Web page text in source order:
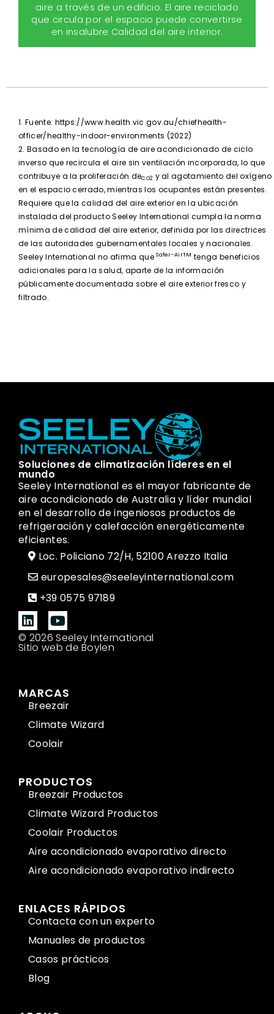
aire a través de un edificio. El aire reciclado
que circula por el espacio puede convertirse
en insalubre Calidad del aire interior.
1. Fuente: https://www.health.vic.gov.au/chiefhealth-
officer/healthy-indoor-environments (2022)
2. Basado en la tecnología de aire acondicionado de ciclo
inverso que recircula el aire sin ventilación incorporada, lo que
contribuye a la proliferación deCO2 y al agotamiento del oxígeno
en el espacio cerrado, mientras los ocupantes están presentes.
Requiere que la calidad del aire exterior en la ubicación
instalada del producto Seeley International cumpla la norma
mínima de calidad del aire exterior, definida por las directrices
de las autoridades gubernamentales locales y nacionales.
Seeley International no afirma queSafer-AirTM tenga beneficios
adicionales para la salud, aparte de la información
públicamente documentada sobre el aire exterior fresco y
filtrado.
Soluciones de climatización líderes en el
mundo
Seeley International es el mayor fabricante de
aire acondicionado de Australia y líder mundial
en el desarrollo de ingeniosos productos de
refrigeración y calefacción energéticamente
eficientes.
Loc. Policiano 72/H, 52100 Arezzo Italia
europesales@seeleyinternational.com
+39 0575 97189
© 2026 Seeley International
Sitio web de Boylen
MARCAS
Breezair
Climate Wizard
Coolair
PRODUCTOS
Breezair Productos
Climate Wizard Productos
Coolair Productos
Aire acondicionado evaporativo directo
Aire acondicionado evaporativo indirecto
ENLACES RÁPIDOS
Contacta con un experto
Manuales de productos
Casos prácticos
Blog